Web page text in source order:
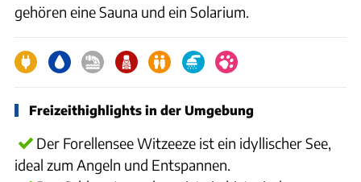
gehören eine Sauna und ein Solarium.
Freizeithighlights in der Umgebung
Der Forellensee Witzeeze ist ein idyllischer See,
ideal zum Angeln und Entspannen.